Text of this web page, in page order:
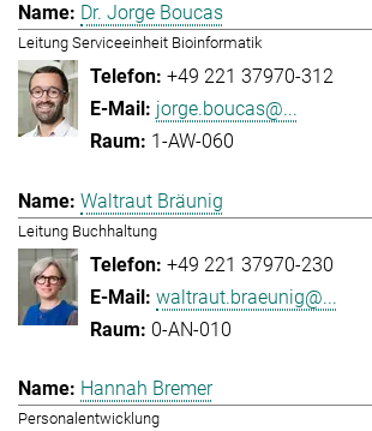
Dr. Jorge Boucas
Leitung Serviceeinheit Bioinformatik
+49 221 37970-312
jorge.boucas@...
1-AW-060
Waltraut Bräunig
Leitung Buchhaltung
+49 221 37970-230
waltraut.braeunig@...
0-AN-010
Hannah Bremer
Personalentwicklung